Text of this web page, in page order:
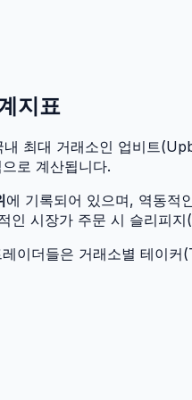
지표
최대 거래소인 업비트
로 계산됩니다.
에 기록되어 있으며, 역동적
시장가 주문 시 슬리피
이더들은 거래소별 테이